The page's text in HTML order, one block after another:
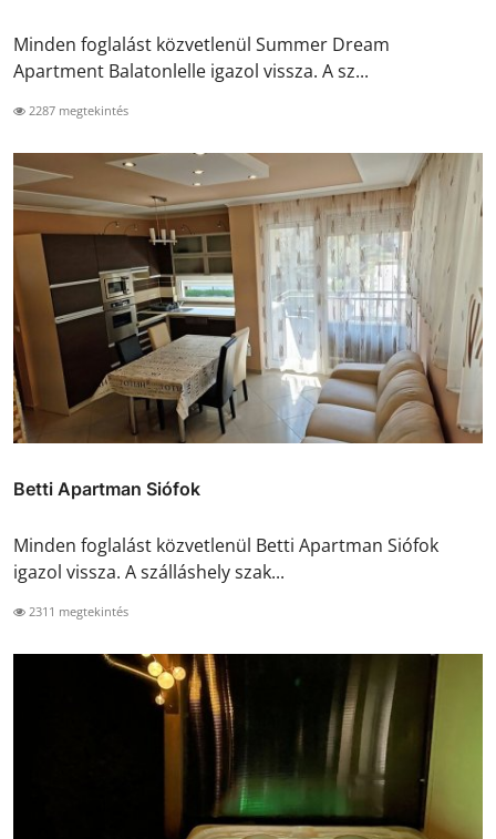
Minden foglalást közvetlenül Summer Dream
Apartment Balatonlelle igazol vissza. A sz...
2287 megtekintés
Betti Apartman Siófok
Minden foglalást közvetlenül Betti Apartman Siófok
igazol vissza. A szálláshely szak...
2311 megtekintés